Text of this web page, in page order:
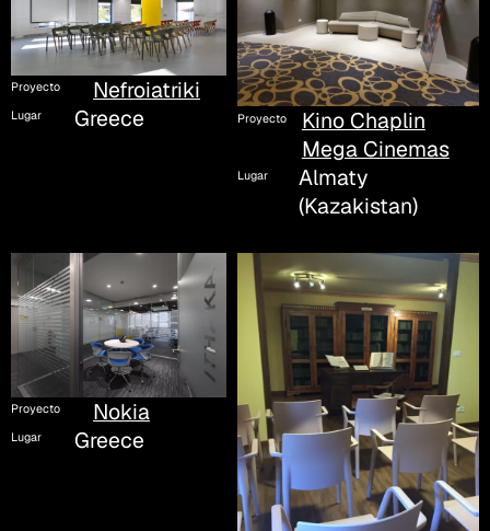
Proyecto Nefroiatriki
Lugar Greece Proyecto
Kino Chaplin
Mega Cinemas
Lugar
Almaty
(Kazakistan)
Proyecto Nokia
Lugar Greece